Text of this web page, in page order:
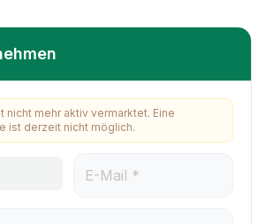
nicht mehr aktiv vermarktet. Eine
ist derzeit nicht möglich.